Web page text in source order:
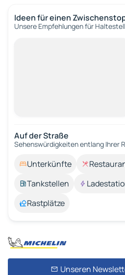
Ideen für einen
Unsere Empfehlungen für
Auf der Straße
Sehenswürdigkeiten entlang Ihrer
Unterkünfte
Tankstellen
Rastplätze
Unseren